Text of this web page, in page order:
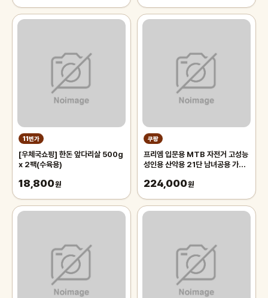
11번가
[우체국쇼핑] 한돈 앞다리살 500g
x 2팩(수육용)
18,800원
쿠팡
프리엠 입문용 MTB 자전거 고성능
성인용 산악용 21단 남녀공용 가성
175cm, 그레이 오렌지/21단/26
224,000원